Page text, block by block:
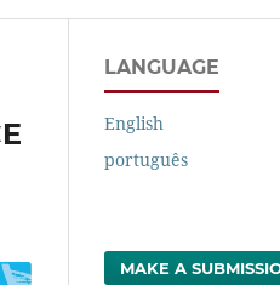
LANGUAGE
English
português
MAKE A